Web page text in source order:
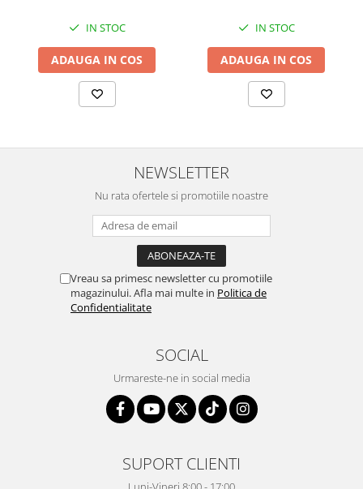
IN STOC
ADAUGA IN COS
IN STOC
ADAUGA IN COS
NEWSLETTER
Nu rata ofertele si promotiile noastre
Vreau sa primesc newsletter cu promotiile
magazinului. Afla mai multe in Politica de
Confidentialitate
SOCIAL
Urmareste-ne in social media
SUPORT CLIENTI